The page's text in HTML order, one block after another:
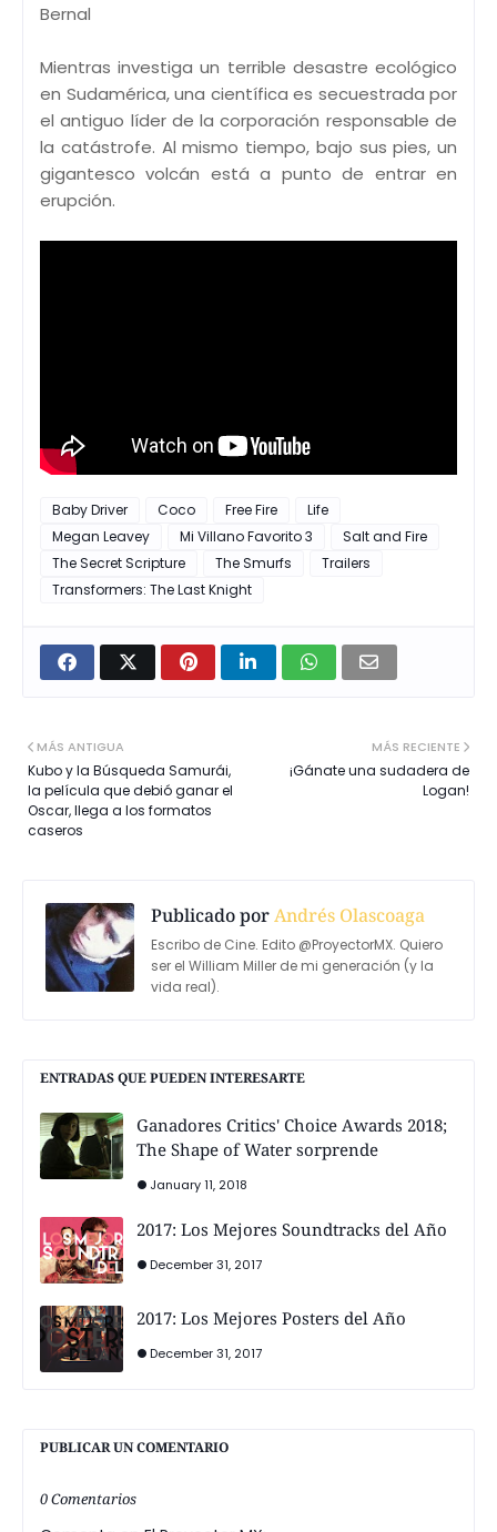
Bernal
Mientras investiga un terrible desastre ecológico
en Sudamérica, una científica es secuestrada por
el antiguo líder de la corporación responsable de
la catástrofe. Al mismo tiempo, bajo sus pies, un
gigantesco volcán está a punto de entrar en
erupción.
Baby Driver Coco Free Fire
Life
Megan Leavey
Mi Villano Favorito 3
Salt and Fire
The Secret Scripture
The Smurfs
Trailers
Transformers: The Last Knight
MÁS RECIENTE
¡Gánate una sudadera de
Logan!
MÁS ANTIGUA
Kubo y la Búsqueda Samurái,
la película que debió ganar el
Oscar, llega a los formatos
caseros
Publicado porAndrés Olascoaga
Escribo de Cine. Edito @ProyectorMX. Quiero
ser el William Miller de mi generación (y la
vida real).
ENTRADAS QUE PUEDEN INTERESARTE
Ganadores Critics' Choice Awards 2018;
The Shape of Water sorprende
January 11, 2018
2017: Los Mejores Soundtracks del Año
December 31, 2017
2017: Los Mejores Posters del Año
December 31, 2017
PUBLICAR UN COMENTARIO
0 Comentarios